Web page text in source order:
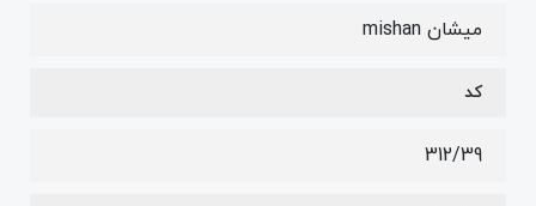
میشان mishan
کد
312/39